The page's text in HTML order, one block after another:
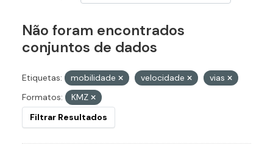
Não foram encontrados
conjuntos de dados
Etiquetas: mobilidade velocidade
vias
Formatos:
KMZ
Filtrar Resultados